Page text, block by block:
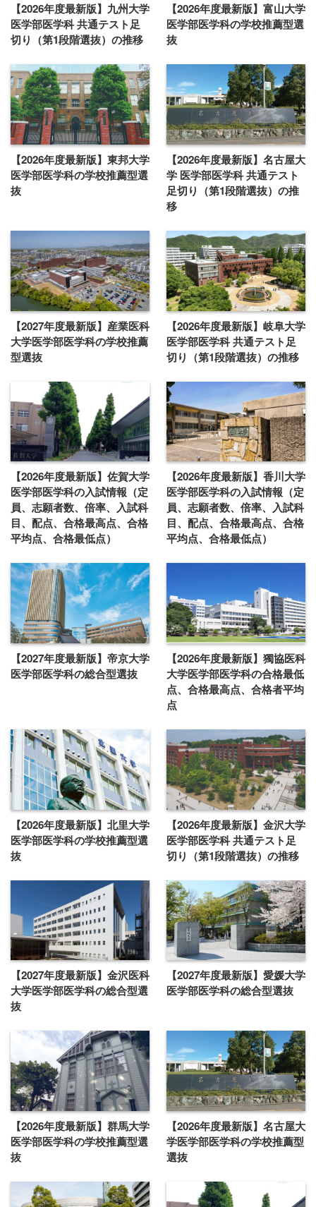
【2026年度最新版】九州大学
医学部医学科 共通テスト足
切り（第1段階選抜）の推移
【2026年度最新版】富山大学
医学部医学科の学校推薦型選
抜
【2026年度最新版】東邦大学
医学部医学科の学校推薦型選
抜
【2026年度最新版】名古屋大
学 医学部医学科 共通テスト
足切り（第1段階選抜）の推
移
【2027年度最新版】産業医科
大学医学部医学科の学校推薦
型選抜
【2026年度最新版】岐阜大学
医学部医学科 共通テスト足
切り（第1段階選抜）の推移
【2026年度最新版】佐賀大学
医学部医学科の入試情報（定
員、志願者数、倍率、入試科
目、配点、合格最高点、合格
平均点、合格最低点）
【2026年度最新版】香川大学
医学部医学科の入試情報（定
員、志願者数、倍率、入試科
目、配点、合格最高点、合格
平均点、合格最低点）
【2027年度最新版】帝京大学
医学部医学科の総合型選抜
【2026年度最新版】獨協医科
大学医学部医学科の合格最低
点、合格最高点、合格者平均
点
【2026年度最新版】北里大学
医学部医学科の学校推薦型選
抜
【2026年度最新版】金沢大学
医学部医学科 共通テスト足
切り（第1段階選抜）の推移
【2027年度最新版】金沢医科
大学医学部医学科の総合型選
抜
【2027年度最新版】愛媛大学
医学部医学科の総合型選抜
【2026年度最新版】群馬大学
医学部医学科の学校推薦型選
抜
【2026年度最新版】名古屋大
学医学部医学科の学校推薦型
選抜